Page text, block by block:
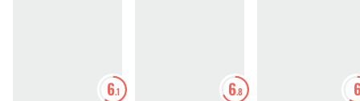
6.1 6.8